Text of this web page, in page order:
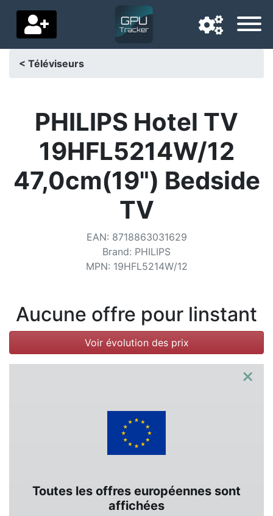
Pays de livraison
Accueil
Baisses de prix
Paramètres
< Téléviseurs
PHILIPS Hotel TV
19HFL5214W/12
47,0cm(19") Bedside
TV
EAN: 8718863031629
Brand: PHILIPS
MPN: 19HFL5214W/12
Aucune offre pour linstant
Voir évolution des prix
×
Toutes les offres européennes sont
affichées